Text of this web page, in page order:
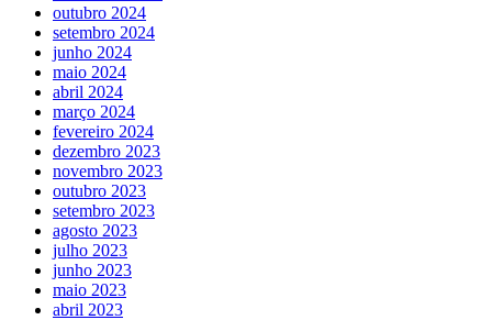
outubro 2024
setembro 2024
junho 2024
maio 2024
abril 2024
março 2024
fevereiro 2024
dezembro 2023
novembro 2023
outubro 2023
setembro 2023
agosto 2023
julho 2023
junho 2023
maio 2023
abril 2023